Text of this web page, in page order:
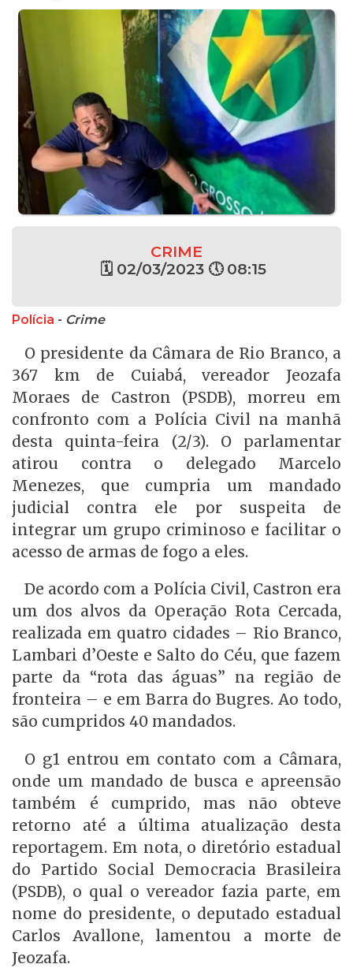
CRIME
🗓 02/03/2023 🕔 08:15
Polícia - Crime
O presidente da Câmara de Rio Branco, a
367 km de Cuiabá, vereador Jeozafa
Moraes de Castron (PSDB), morreu em
confronto com a Polícia Civil na manhã
desta quinta-feira (2/3). O parlamentar
atirou contra o delegado Marcelo
Menezes, que cumpria um mandado
judicial contra ele por suspeita de
integrar um grupo criminoso e facilitar o
acesso de armas de fogo a eles.
De acordo com a Polícia Civil, Castron era
um dos alvos da Operação Rota Cercada,
realizada em quatro cidades – Rio Branco,
Lambari d’Oeste e Salto do Céu, que fazem
parte da “rota das águas” na região de
fronteira – e em Barra do Bugres. Ao todo,
são cumpridos 40 mandados.
O g1 entrou em contato com a Câmara,
onde um mandado de busca e apreensão
também é cumprido, mas não obteve
retorno até a última atualização desta
reportagem. Em nota, o diretório estadual
do Partido Social Democracia Brasileira
(PSDB), o qual o vereador fazia parte, em
nome do presidente, o deputado estadual
Carlos Avallone, lamentou a morte de
Jeozafa.